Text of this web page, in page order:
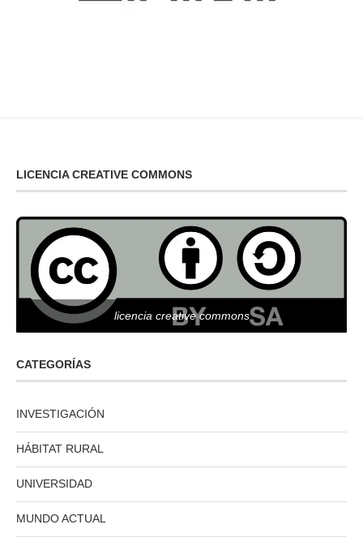
LICENCIA CREATIVE COMMONS
licencia creative commons
CATEGORÍAS
INVESTIGACIÓN
HÁBITAT RURAL
UNIVERSIDAD
MUNDO ACTUAL